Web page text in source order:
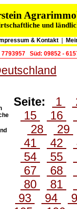
und
& Kontakt
7793957 Süd: 09852 -
Seite: 1
15
16
28
29
41
42
54
55
67
68
80
81
93
94